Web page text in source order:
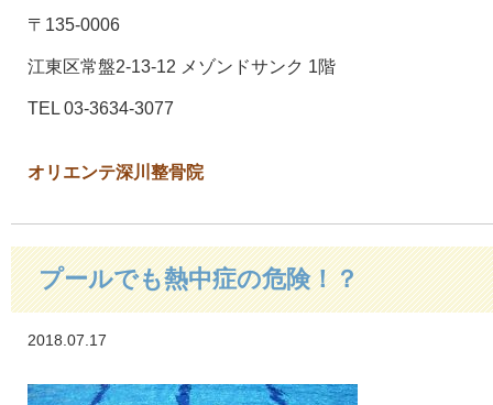
〒135-0006
江東区常盤2-13-12 メゾンドサンク 1階
TEL 03-3634-3077
オリエンテ深川整骨院
プールでも熱中症の危険！？
2018.07.17